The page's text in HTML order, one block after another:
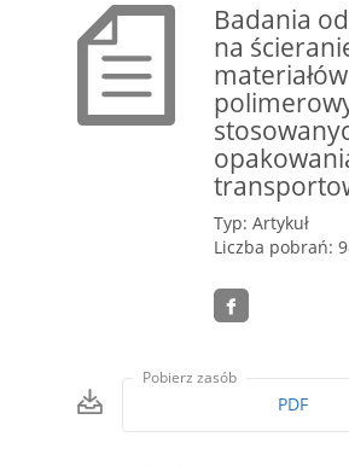
Badania
na
materiałów
Typ: Artykuł
Liczba pobrań:
Pobierz zasób
PDF